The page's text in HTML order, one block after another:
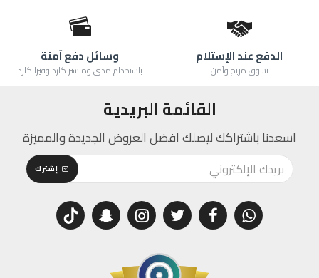
الدفع عند الإستلام
تسوق مريح وآمن
وسائل دفع آمنة
باستخدام مدى وماستر كارد وفيزا كارد
القائمة البريدية
اسعدنا باشتراكك ليصلك افضل العروض الجديدة والمميزة
إشترك